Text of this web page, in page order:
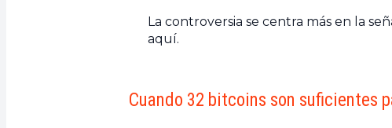
La controversia se centra más en la
aquí.
Cuando 32 bitcoins son suficientes